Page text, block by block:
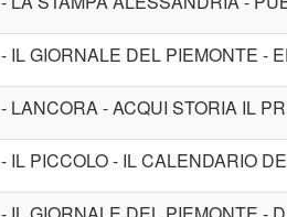
- IL GIORNALE DEL PIEMONTE -
- LANCORA - ACQUI STORIA IL
- IL PICCOLO - IL CALENDARIO